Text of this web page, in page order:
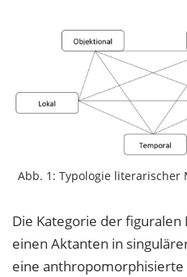
Abb. 1: Typologie literarischer
Die Kategorie der
einen Aktanten in
eine